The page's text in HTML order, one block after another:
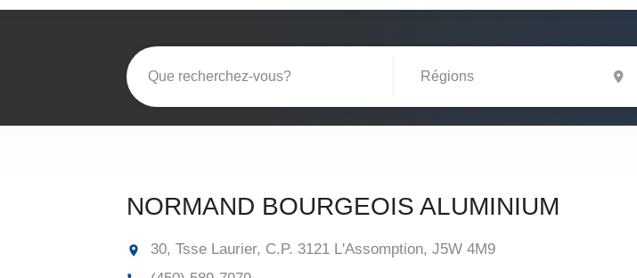
NORMAND BOURGEOIS ALUMINIUM
30, Tsse Laurier, C.P. 3121 L'Assomption, J5W 4M9